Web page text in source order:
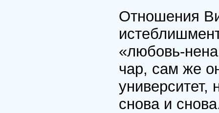
Отношения
«любовь-
чар, сам же
университет,
снова и